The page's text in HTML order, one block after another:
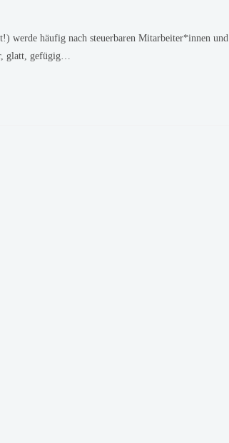
werde häufig nach steuerbaren Mitarbeiter*innen und
glatt, gefügig…